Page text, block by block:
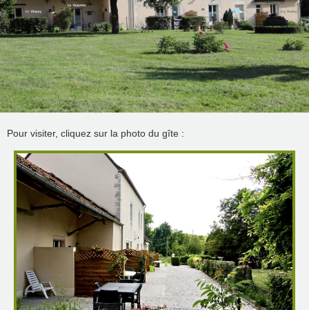
Pour visiter, cliquez sur la photo du gîte :